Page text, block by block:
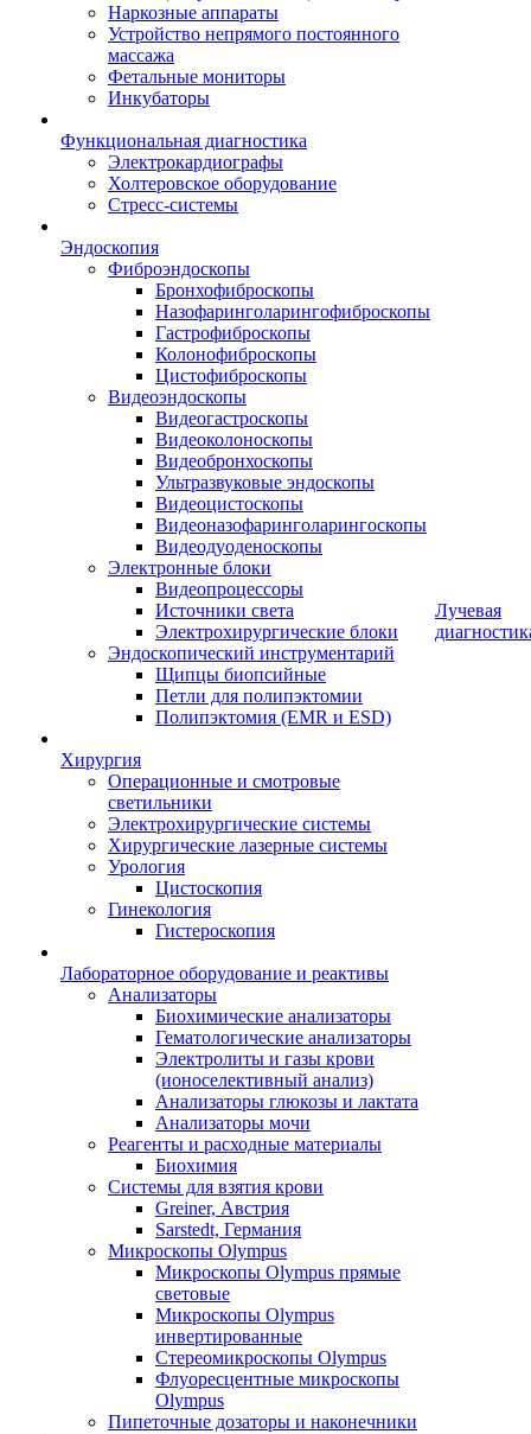
Наркозные аппараты
Устройство непрямого постоянного
массажа
Фетальные мониторы
Инкубаторы
Функциональная диагностика
Электрокардиографы
Холтеровское оборудование
Стресс-системы
Эндоскопия
Фиброэндоскопы
Бронхофиброскопы
Назофаринголарингофиброскопы
Гастрофиброскопы
Колонофиброскопы
Цистофиброскопы
Видеоэндоскопы
Видеогастроскопы
Видеоколоноскопы
Видеобронхоскопы
Ультразвуковые эндоскопы
Видеоцистоскопы
Видеоназофаринголарингоскопы
Видеодуоденоскопы
Электронные блоки
Видеопроцессоры
Источники света
Электрохирургические блоки
Эндоскопический инструментарий
Щипцы биопсийные
Петли для полипэктомии
Полипэктомия (EMR и ESD)
Хирургия
Операционные и смотровые
светильники
Электрохирургические системы
Хирургические лазерные системы
Урология
Цистоскопия
Гинекология
Гистероскопия
Лабораторное оборудование и реактивы
Анализаторы
Биохимические анализаторы
Гематологические анализаторы
Электролиты и газы крови
(ионоселективный анализ)
Анализаторы глюкозы и лактата
Анализаторы мочи
Реагенты и расходные материалы
Биохимия
Системы для взятия крови
Greiner, Австрия
Sarstedt, Германия
Микроскопы Olympus
Микроскопы Olympus прямые
световые
Микроскопы Olympus
инвертированные
Стереомикроскопы Olympus
Флуоресцентные микроскопы
Olympus
Пипеточные дозаторы и наконечники
Лучевая